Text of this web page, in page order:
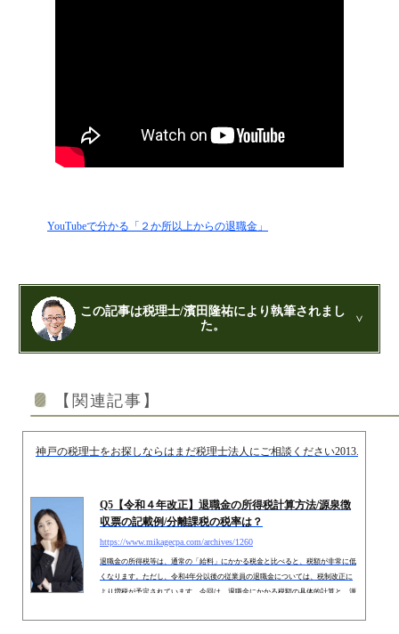
YouTubeで分かる「２か所以上からの退職金」
この記事は税理士/濱田隆祐により執筆されまし
た。
はまだ税理士法人
の代表税理士
近畿税理士会 神戸支部：登録番号121899
1973年生まれ、大阪府豊中市出身
YouTubeチャンネル：はまだ税理士法
人のちょっとお得な税金の豆知識
相続専門サイト：
【関連記事】
神戸の税理士をお探しならはまだ税理士法人にご相談ください2013.10.09
Q5【令和４年改正】退職金の所得税計算方法/源泉徴
収票の記載例/分離課税の税率は？
https://www.mikagecpa.com/archives/1260
退職金の所得税等は、通常の「給料」にかかる税金と比べると、税額が非常に低
くなります。ただし、令和4年分以後の従業員の退職金については、税制改正に
より増税が予定されています。今回は、退職金にかかる税額の具体的計算と、源
退職所得の算定方法（１）原則退職所得の金額は、次のように計算します。●